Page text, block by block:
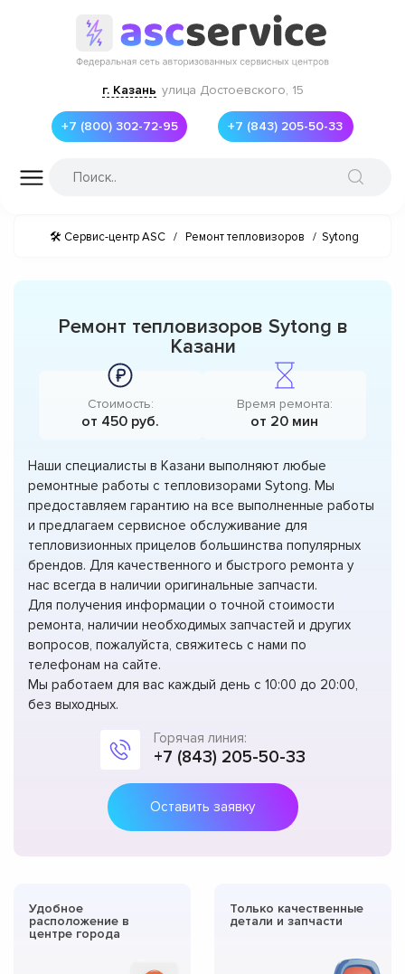
г. Казань улица Достоевского, 15
+7 (800) 302-72-95 +7 (843) 205-50-33
🛠 Сервис-центр ASC / Ремонт тепловизоров / Sytong
Ремонт тепловизоров Sytong в
Казани
Стоимость:
от 450 руб.
Время ремонта:
от 20 мин
Наши специалисты в Казани выполняют любые
ремонтные работы с тепловизорами Sytong. Мы
предоставляем гарантию на все выполненные работы
и предлагаем сервисное обслуживание для
тепловизионных прицелов большинства популярных
брендов. Для качественного и быстрого ремонта у
нас всегда в наличии оригинальные запчасти.
Для получения информации о точной стоимости
ремонта, наличии необходимых запчастей и других
вопросов, пожалуйста, свяжитесь с нами по
телефонам на сайте.
Мы работаем для вас каждый день с 10:00 до 20:00,
без выходных.
Горячая линия:
+7 (843) 205-50-33
Оставить заявку
Удобное
расположение в
центре города
Только качественные
детали и запчасти